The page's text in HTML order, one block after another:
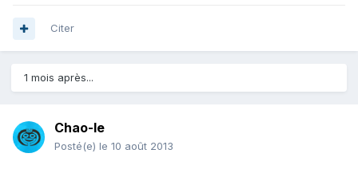
Citer
1 mois après...
Chao-le
Posté(e) le 10 août 2013